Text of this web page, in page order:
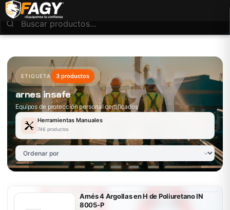
ETIQUETA 3 productos
arnes insafe
Equipos de protección personal certificados
Herramientas Manuales
746 productos
Arnés 4 Argollas en H de Poliuretano IN
8005-P